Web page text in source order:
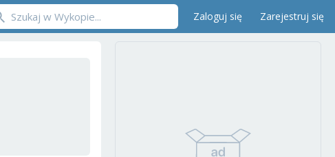
Zaloguj się Zarejestruj się